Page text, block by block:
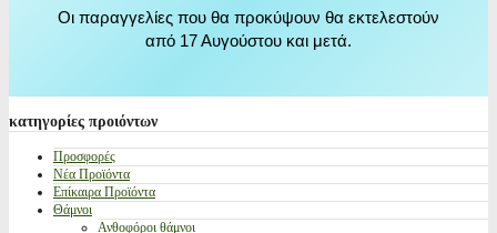
Οι παραγγελίες που θα προκύψουν θα εκτελεστούν
από 17 Αυγούστου και μετά.
κατηγορίες προιόντων
Προσφορές
Νέα Προϊόντα
Επίκαιρα Προϊόντα
Θάμνοι
Ανθοφόροι θάμνοι